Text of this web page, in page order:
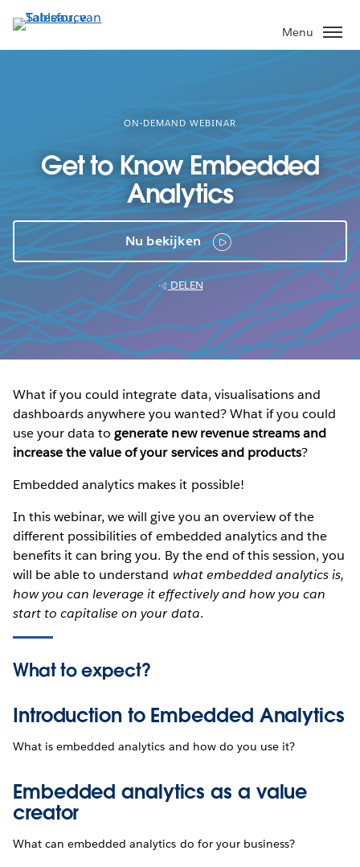
Verder
naar
hoofdinhoud
Menu
ON-DEMAND WEBINAR
Get to Know Embedded
Analytics
Nu bekijken
DELEN
What if you could integrate data, visualisations and
dashboards anywhere you wanted? What if you could
use your data togenerate new revenue streams and
increase the value of your services and products?
Embedded analytics makes it possible!
In this webinar, we will give you an overview of the
different possibilities of embedded analytics and the
benefits it can bring you. By the end of this session, you
will be able to understand what embedded analytics is,
how you can leverage it effectively and how you can
start to capitalise on your data.
What to expect?
Introduction to Embedded Analytics
What is embedded analytics and how do you use it?
Embedded analytics as a value
creator
What can embedded analytics do for your business?